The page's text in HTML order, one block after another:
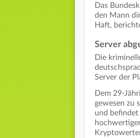
Das
den Mann
Haft,
Server
Die
Server der
Dem 29-
gewesen zu
und